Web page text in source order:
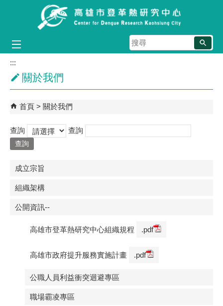
跳到主要內容區塊
搜
尋
:::
關於我們
首頁 關於我們
查詢 查詢
成立宗旨
組織架構
公開資訊--
高雄市登革熱研究中心組織規程 .pdf
高雄市政府提升服務實施計畫 .pdf
公職人員利益衝突迴避專區
職場霸凌專區